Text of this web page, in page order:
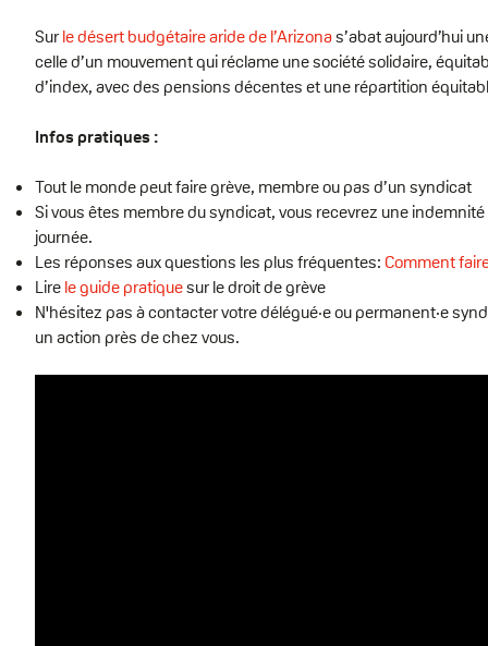
Surle désert budgétaire aride de l’Arizonas’abat aujourd’hui
celle d’un mouvement qui réclame une société solidaire,
d’index, avec des pensions décentes et une répartition
Infos pratiques :
Tout le monde peut faire grève, membre ou pas d’un syndicat
Si vous êtes membre du syndicat, vous recevrez une
journée.
Les réponses aux questions les plus fréquentes: Comment
Lirele guide pratiquesur le droit de grève
N'hésitez pas à contacter votre délégué·e ou permanent·e
un action près de chez vous.